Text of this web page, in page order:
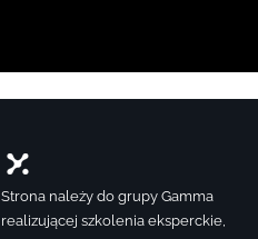
Strona należy do grupy Gamma
realizującej szkolenia eksperckie,